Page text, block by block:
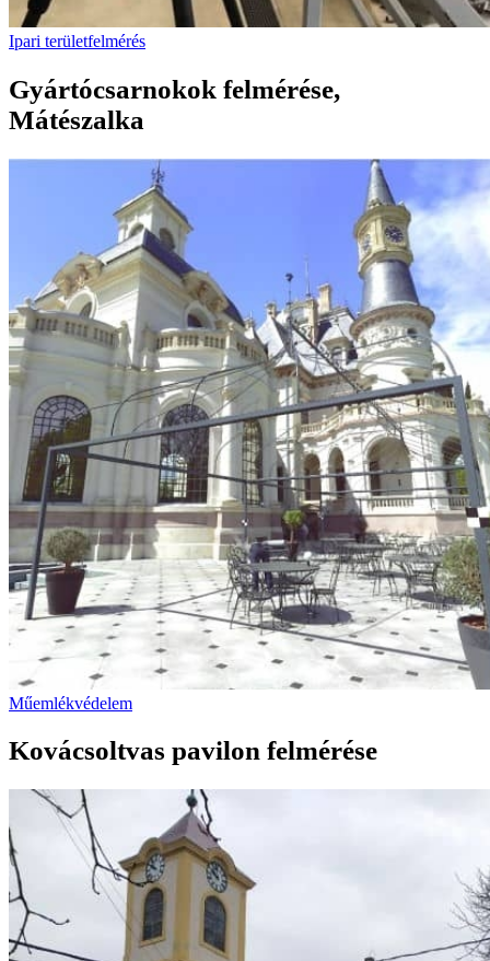
Ipari területfelmérés
Gyártócsarnokok felmérése,
Mátészalka
Műemlékvédelem
Kovácsoltvas pavilon felmérése